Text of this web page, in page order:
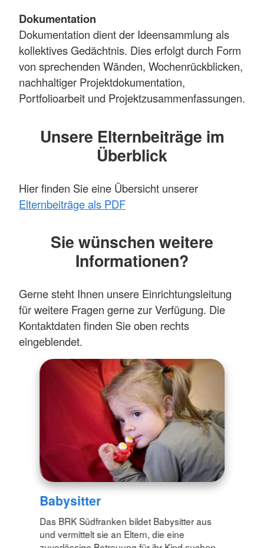
Dokumentation
Dokumentation dient der Ideensammlung als
kollektives Gedächtnis. Dies erfolgt durch Form
von sprechenden Wänden, Wochenrückblicken,
nachhaltiger Projektdokumentation,
Portfolioarbeit und Projektzusammenfassungen.
Unsere Elternbeiträge im
Überblick
Hier finden Sie eine Übersicht unserer
Elternbeiträge als PDF
Sie wünschen weitere
Informationen?
Gerne steht Ihnen unsere Einrichtungsleitung
für weitere Fragen gerne zur Verfügung. Die
Kontaktdaten finden Sie oben rechts
eingeblendet.
Babysitter
Das BRK Südfranken bildet Babysitter aus
und vermittelt sie an Eltern, die eine